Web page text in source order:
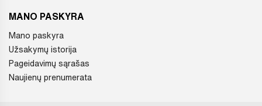
MANO PASKYRA
Mano paskyra
Užsakymų istorija
Pageidavimų sąrašas
Naujienų prenumerata